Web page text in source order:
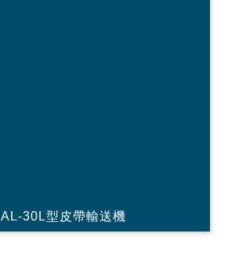
AL-30L型皮帶輸送機